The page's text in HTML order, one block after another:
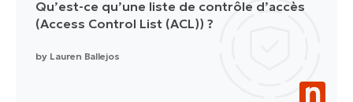
Qu’est-ce qu’une liste de contrôle d’accès
(Access Control List (ACL)) ?
by Lauren Ballejos